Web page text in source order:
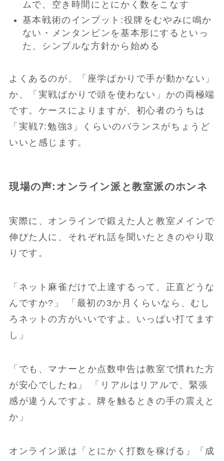
ムで、空き時間にとにかく数をこなす
基本戦術のインプット:役牌をむやみに鳴か
ない・メンタンピンを基本形にするといっ
た、シンプルな方針から始める
よくあるのが、「座学ばかりで手が動かない」
か、「実戦ばかりで頭を使わない」かの両極端
です。ケースによりますが、初心者のうちは
「実戦7:勉強3」くらいのバランスがちょうど
いいと感じます。
現場の声:オンライン派と教室派のホンネ
実際に、オンラインで鍛えた人と教室メインで
伸びた人に、それぞれ話を聞いたときのやり取
りです。
「ネット麻雀だけで上達するって、正直どうな
んですか?」 「最初の3か月くらいなら、むし
ろネットの方がいいですよ。いっぱい打てます
し」
「でも、マナーとか点数申告は教室で慣れた方
が安心でしたね」 「リアルはリアルで、緊張
感が違うんですよ。牌を触るときの手の震えと
か」
オンライン派は「とにかく打数を稼げる」「成